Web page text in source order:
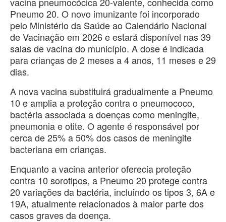
Pneumo 20. O novo imunizante foi incorporado
pelo Ministério da Saúde ao Calendário Nacional
de Vacinação em 2026 e estará disponível nas 39
salas de vacina do município. A dose é indicada
para crianças de 2 meses a 4 anos, 11 meses e 29
dias.
A nova vacina substituirá gradualmente a Pneumo
10 e amplia a proteção contra o pneumococo,
bactéria associada a doenças como meningite,
pneumonia e otite. O agente é responsável por
cerca de 25% a 50% dos casos de meningite
bacteriana em crianças.
Enquanto a vacina anterior oferecia proteção
contra 10 sorotipos, a Pneumo 20 protege contra
20 variações da bactéria, incluindo os tipos 3, 6A e
19A, atualmente relacionados à maior parte dos
casos graves da doença.